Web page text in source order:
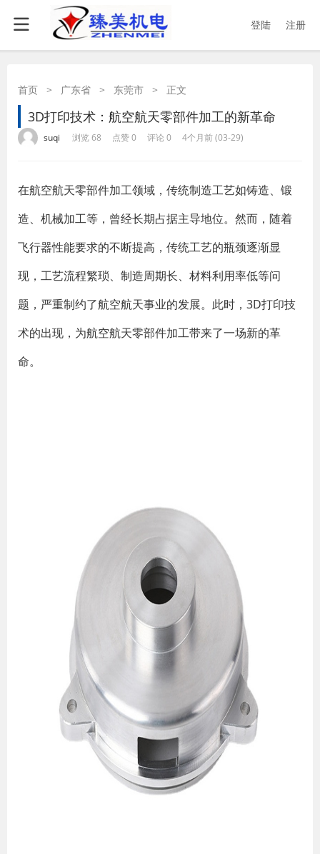
登陆 注册
首页 > 广东省 > 东莞市 > 正文
3D打印技术：航空航天零部件加工的新革命
suqi 浏览 68 点赞 0 评论 0 4个月前 (03-29)
在航空航天零部件加工领域，传统制造工艺如铸造、锻
造、机械加工等，曾经长期占据主导地位。然而，随着
飞行器性能要求的不断提高，传统工艺的瓶颈逐渐显
现，工艺流程繁琐、制造周期长、材料利用率低等问
题，严重制约了航空航天事业的发展。此时，3D打印技
术的出现，为航空航天零部件加工带来了一场新的革
命。